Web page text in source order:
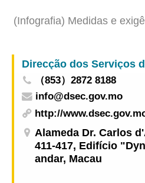
Pátria e por Macau para
(Infografia) Medidas e
de diferentes identidades,
de Janeiro de 2021
（853）2872 8188
info@dsec.gov.mo
http://
Alameda Dr. Carlos
411-417, Edifício
andar, Macau